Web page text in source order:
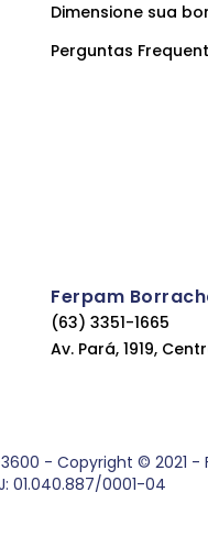
Dimensione sua
Perguntas
Ferpam
(63) 3351-1665
Av. Pará, 1919,
3600 - Copyright ©
01.040.887/0001-04